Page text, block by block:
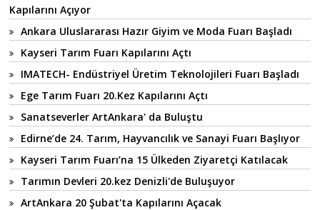
Kapılarını Açıyor
Ankara Uluslararası Hazır Giyim ve Moda Fuarı Başladı
Kayseri Tarım Fuarı Kapılarını Açtı
IMATECH- Endüstriyel Üretim Teknolojileri Fuarı Başladı
Ege Tarım Fuarı 20.Kez Kapılarını Açtı
Sanatseverler ArtAnkara' da Buluştu
Edirne’de 24. Tarım, Hayvancılık ve Sanayi Fuarı Başlıyor
Kayseri Tarım Fuarı’na 15 Ülkeden Ziyaretçi Katılacak
Tarımın Devleri 20.kez Denizli'de Buluşuyor
ArtAnkara 20 Şubat'ta Kapılarını Açacak